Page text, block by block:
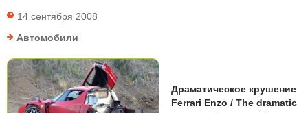
14 сентября 2008
Автомобили
Драматическое крушение
Ferrari Enzo / The dramatic